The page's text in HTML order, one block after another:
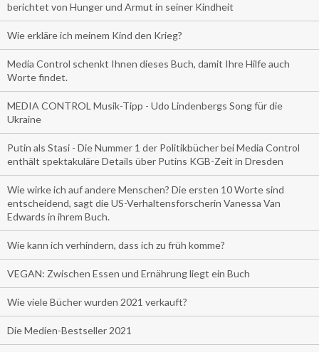
berichtet von Hunger und Armut in seiner Kindheit
Wie erkläre ich meinem Kind den Krieg?
Media Control schenkt Ihnen dieses Buch, damit Ihre Hilfe auch
Worte findet.
MEDIA CONTROL Musik-Tipp - Udo Lindenbergs Song für die
Ukraine
Putin als Stasi - Die Nummer 1 der Politikbücher bei Media Control
enthält spektakuläre Details über Putins KGB-Zeit in Dresden
Wie wirke ich auf andere Menschen? Die ersten 10 Worte sind
entscheidend, sagt die US-Verhaltensforscherin Vanessa Van
Edwards in ihrem Buch.
Wie kann ich verhindern, dass ich zu früh komme?
VEGAN: Zwischen Essen und Ernährung liegt ein Buch
Wie viele Bücher wurden 2021 verkauft?
Die Medien-Bestseller 2021